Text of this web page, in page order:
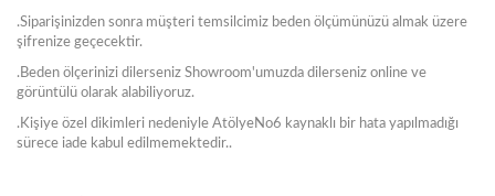
.Siparişinizden sonra müşteri temsilcimiz beden ölçümünüzü almak üzere
şifrenize geçecektir.
.Beden ölçerinizi dilerseniz Showroom'umuzda dilerseniz online ve
görüntülü olarak alabiliyoruz.
.Kişiye özel dikimleri nedeniyle AtölyeNo6 kaynaklı bir hata yapılmadığı
sürece iade kabul edilmemektedir..